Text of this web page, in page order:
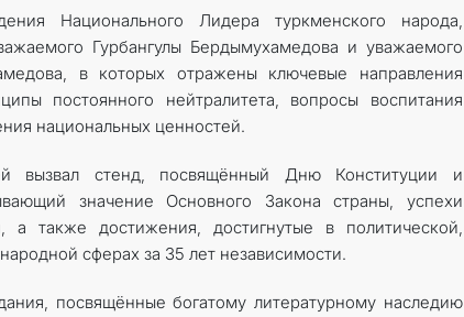
Национального Лидера туркменского народа,
Гурбангулы Бердымухамедова и уважаемого
в которых отражены ключевые направления
постоянного нейтралитета, вопросы воспитания
национальных ценностей.
вызвал стенд, посвящённый Дню Конституции и
значение Основного Закона страны, успехи
а также достижения, достигнутые в политической,
сферах за 35 лет независимости.
посвящённые богатому литературному наследию